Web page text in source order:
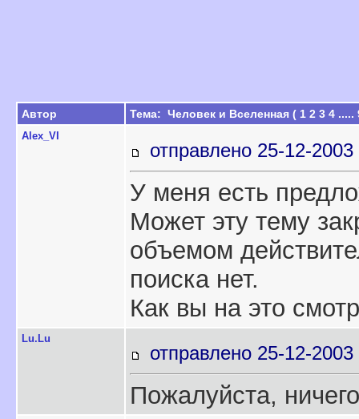
Автор Тема: Человек и Вселенная ( 1 2 3 4 .....
Alex_VI
отправлено 25-12-
У меня есть
Может эту тему
объемом
поиска нет.
Как вы на это
Lu.Lu
отправлено 25-12-
Пожалуйста,